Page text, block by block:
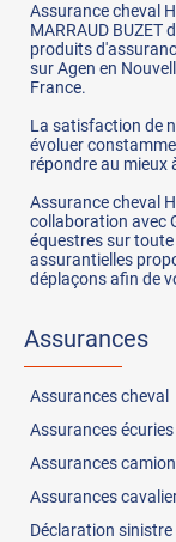
Assurance cheval
MARRAUD BUZET
produits
sur Agen en
France.
La satisfaction de
évoluer
répondre au mieux
Assurance cheval
collaboration avec
équestres sur
assurantielles
déplaçons afin de
Assurances
Assurancescheval
Assurances
Assurances
Assurances
Déclaration sinistre